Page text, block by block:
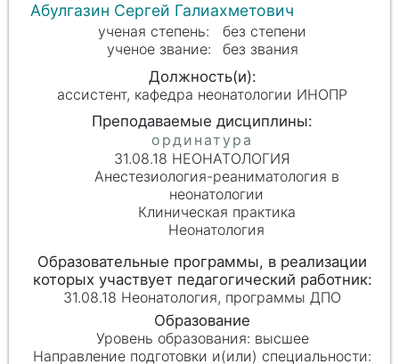
Абулгазин Сергей Галиахметович
без степени
без звания
ассистент, кафедра неонатологии ИНОПР
31.08.18 НЕОНАТОЛОГИЯ
Анестезиология-реаниматология в
неонатологии
Клиническая практика
Неонатология
31.08.18 Неонатология, программы ДПО
высшее